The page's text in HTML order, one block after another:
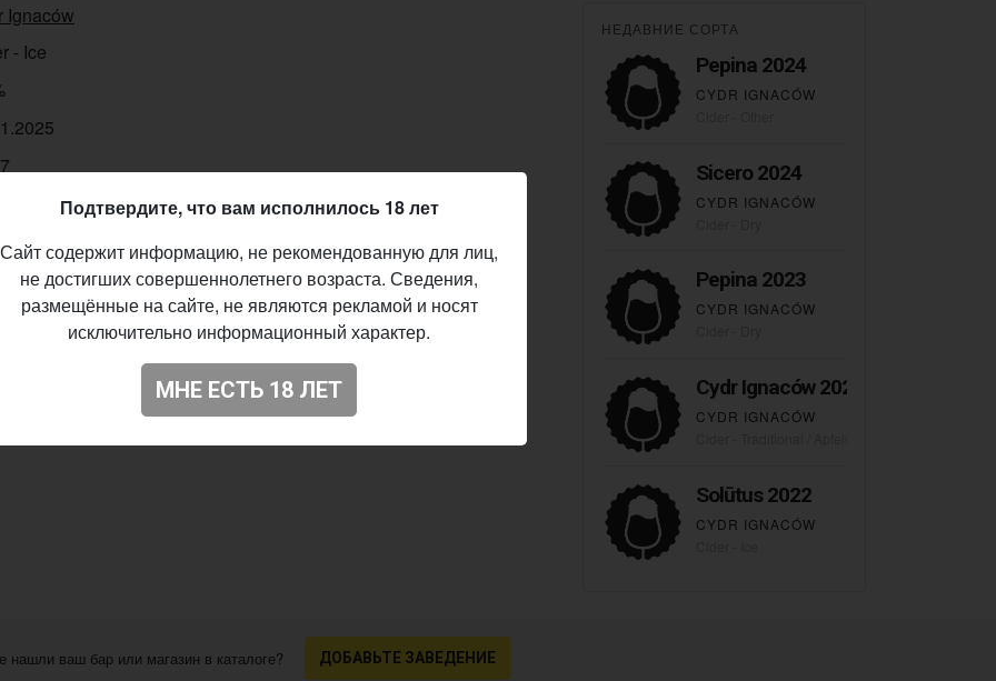
Ignaców
- Ice
НЕДАВНИЕ СОРТА
Pepina 2024
CYDR IGNACÓW
Sicero 2024
CYDR IGNACÓW
Pepina 2023
CYDR IGNACÓW
Cydr Ignaców 2023
CYDR IGNACÓW
Solūtus 2022
CYDR IGNACÓW
нашли ваш бар или магазин в каталоге? ДОБАВЬТЕ ЗАВЕДЕНИЕ
Подтвердите, что вам исполнилось 18 лет
Сайт содержит информацию, не рекомендованную для лиц,
не достигших совершеннолетнего возраста. Сведения,
размещённые на сайте, не являются рекламой и носят
исключительно информационный характер.
МНЕ ЕСТЬ 18 ЛЕТ